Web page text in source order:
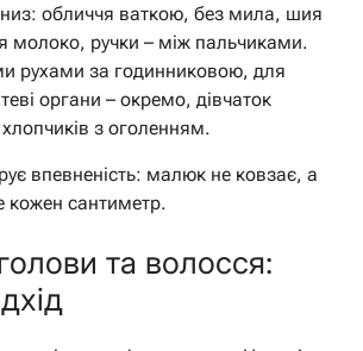
обличчя ваткою, без мила, шия
молоко, ручки – між пальчиками.
рухами за годинниковою, для
органи – окремо, дівчаток
з оголенням.
впевненість: малюк не ковзає, а
кожен сантиметр.
та волосся: